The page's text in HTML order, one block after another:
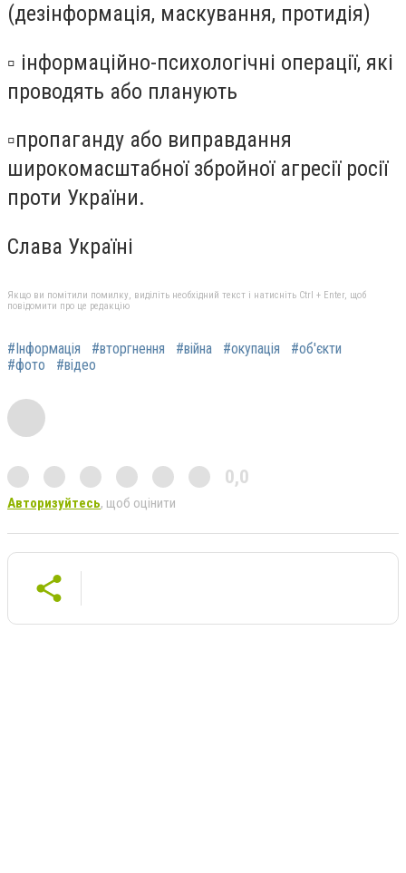
(дезінформація, маскування, протидія)
▫️ інформаційно-психологічні операції, які
проводять або планують
▫️пропаганду або виправдання
широкомасштабної збройної агресії росії
проти України.
Слава Україні
Якщо ви помітили помилку, виділіть необхідний текст і натисніть Ctrl + Enter, щоб
повідомити про це редакцію
#Інформація #вторгнення #війна #окупація
#об'єкти
#фото
#відео
0,0
Авторизуйтесь, щоб оцінити